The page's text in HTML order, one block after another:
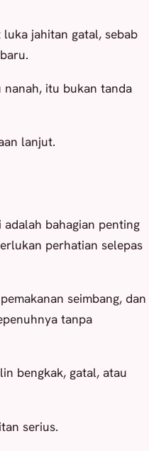
jahitan gatal, sebab
nanah, itu bukan tanda
lanjut.
bahagian penting
perhatian selepas
seimbang, dan
tanpa
bengkak, gatal, atau
serius.